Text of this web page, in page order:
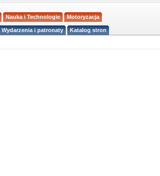
Nauka i Technologie Motoryzacja
Wydarzenia i patronaty Katalog stron